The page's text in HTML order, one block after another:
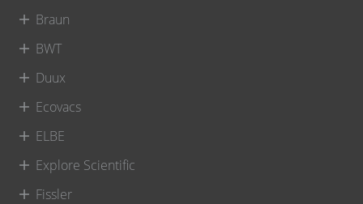
Braun
BWT
Duux
Ecovacs
ELBE
Explore Scientific
Fissler